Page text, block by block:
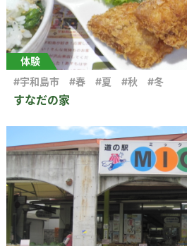
体験
すなだの家
#宇和島市 #春 #夏 #秋 #冬